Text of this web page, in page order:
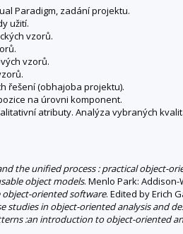
Paradigm, zadání projektu.
užití.
vzorů.
vzorů.
řešení (obhajoba projektu).
na úrovni komponent.
atributy. Analýza vybraných
the unified process : practical object-
object models. Menlo Park: Addison-
object-oriented software. Edited by Erich
studies in object-oriented analysis and
:an introduction to object-oriented